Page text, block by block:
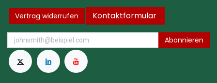
Vertrag widerrufen Kontaktformular
Abonnieren